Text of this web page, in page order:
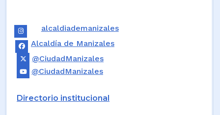
alcaldiademanizales
Alcaldía de Manizales
@CiudadManizales
@CiudadManizales
Directorio institucional